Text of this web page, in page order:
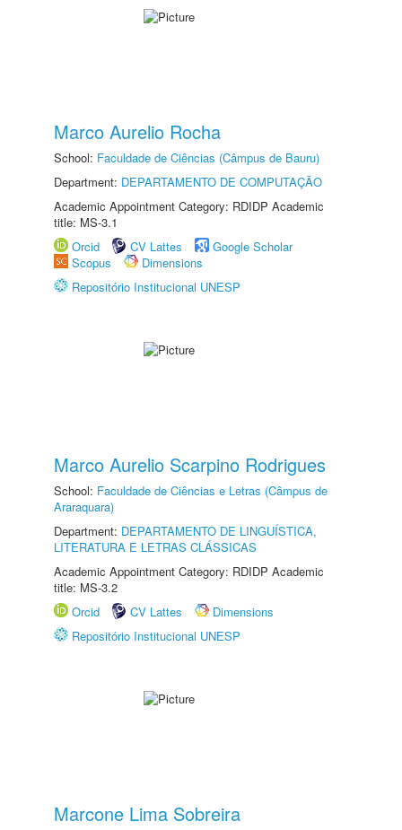
Marco Aurelio Rocha
School: Faculdade de Ciências (Câmpus de Bauru)
Department: DEPARTAMENTO DE COMPUTAÇÃO
Academic Appointment Category: RDIDP Academic
title: MS-3.1
Orcid
CV Lattes
Google Scholar
Scopus
Dimensions
Repositório Institucional UNESP
Marco Aurelio Scarpino Rodrigues
School: Faculdade de Ciências e Letras (Câmpus de
Araraquara)
Department: DEPARTAMENTO DE LINGUÍSTICA,
LITERATURA E LETRAS CLÁSSICAS
Academic Appointment Category: RDIDP Academic
title: MS-3.2
Orcid
CV Lattes
Dimensions
Repositório Institucional UNESP
Marcone Lima Sobreira